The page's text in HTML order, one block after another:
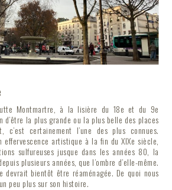
Montmartre, à la lisière du 18e et du 9e
d’être la plus grande ou la plus belle des places
c’est certainement l’une des plus connues.
effervescence artistique à la fin du XIXe siècle,
sulfureuses jusque dans les années 80, la
plusieurs années, que l’ombre d’elle-même.
devrait bientôt être réaménagée. De quoi nous
peu plus sur son histoire.